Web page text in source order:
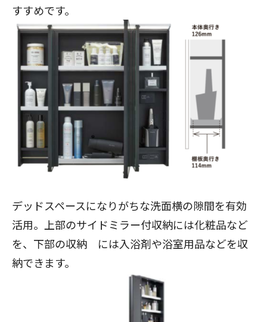
すすめです。
デッドスペースになりがちな洗面横の隙間を有効
活用。上部のサイドミラー付収納には化粧品など
を、下部の収納 には入浴剤や浴室用品などを収
納できます。